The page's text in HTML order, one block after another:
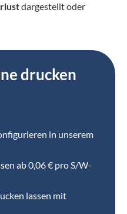
dargestellt oder
drucken
in unserem
ab 0,06 € pro S/W-
lassen mit